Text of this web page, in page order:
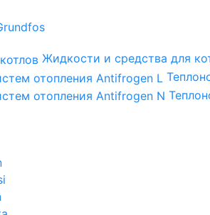
Жидкости и средства для